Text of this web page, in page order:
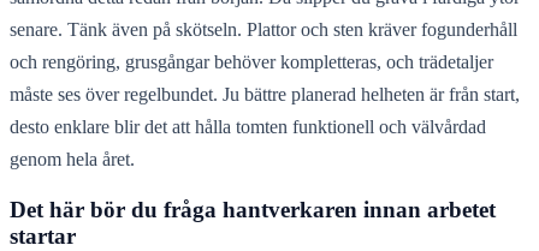
senare. Tänk även på skötseln. Plattor och sten kräver fogunderhåll
och rengöring, grusgångar behöver kompletteras, och trädetaljer
måste ses över regelbundet. Ju bättre planerad helheten är från start,
desto enklare blir det att hålla tomten funktionell och välvårdad
genom hela året.
Det här bör du fråga hantverkaren innan arbetet
startar